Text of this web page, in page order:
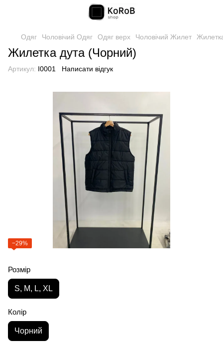
Одяг Чоловічий Одяг Одяг верх Чоловічий Жилет
Жилетка дута (Чорний)
Артикул: I0001 Написати відгук
−29%
Розмір
S, M, L, XL
Колір
Чорний